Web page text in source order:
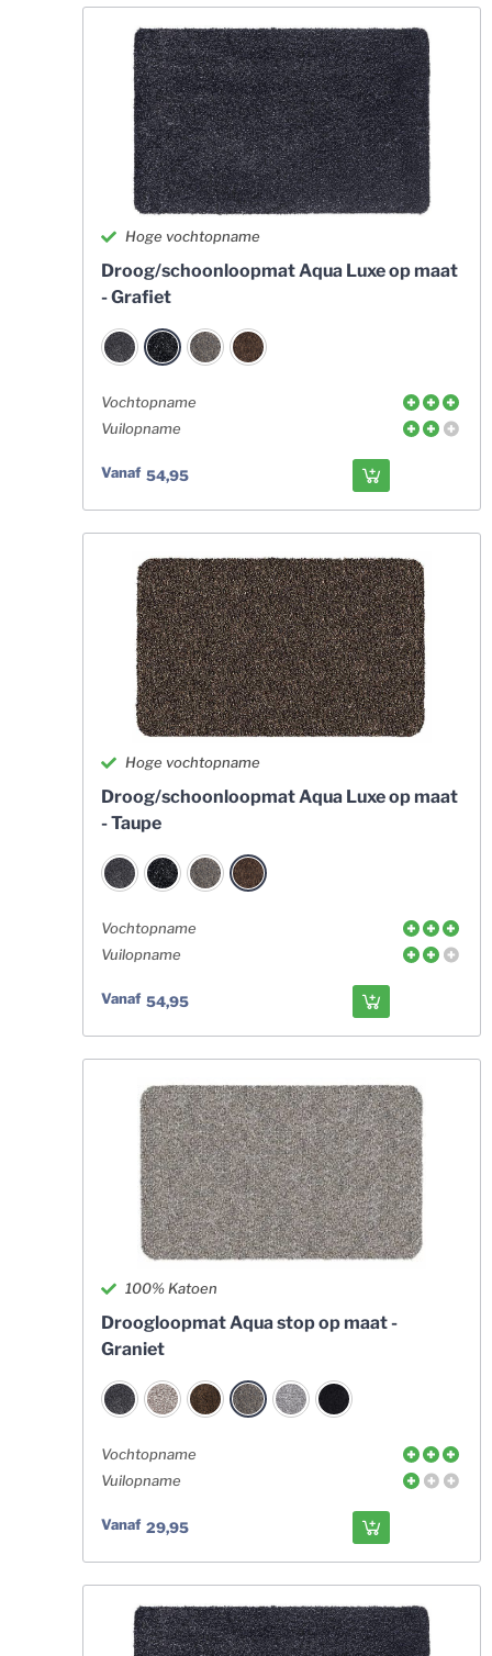
Hoge vochtopname
Droog/schoonloopmat Aqua Luxe op maat
- Grafiet
Vochtopname
Vuilopname
Vanaf 54,95
Hoge vochtopname
Droog/schoonloopmat Aqua Luxe op maat
- Taupe
Vochtopname
Vuilopname
Vanaf 54,95
100% Katoen
Droogloopmat Aqua stop op maat -
Graniet
Vochtopname
Vuilopname
Vanaf 29,95